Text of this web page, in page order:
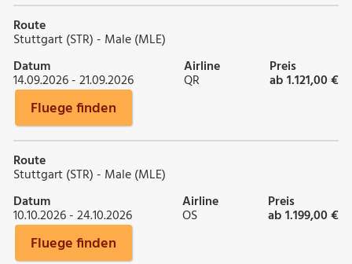
Route
Stuttgart (STR) - Male (MLE)
Datum
14.09.2026 - 21.09.2026
Airline
QR
Preis
ab 1.121,00 €
Fluege finden
Route
Stuttgart (STR) - Male (MLE)
Datum
10.10.2026 - 24.10.2026
Airline
OS
Preis
ab 1.199,00 €
Fluege finden